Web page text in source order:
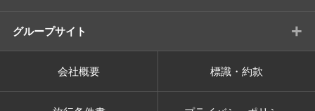
グループサイト +
会社概要 標識・約款